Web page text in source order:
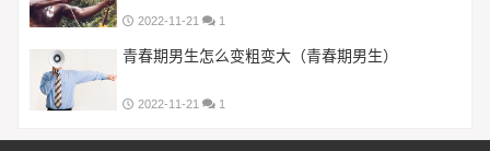
2022-11-21 1
青春期男生怎么变粗变大（青春期男生）
2022-11-21 1